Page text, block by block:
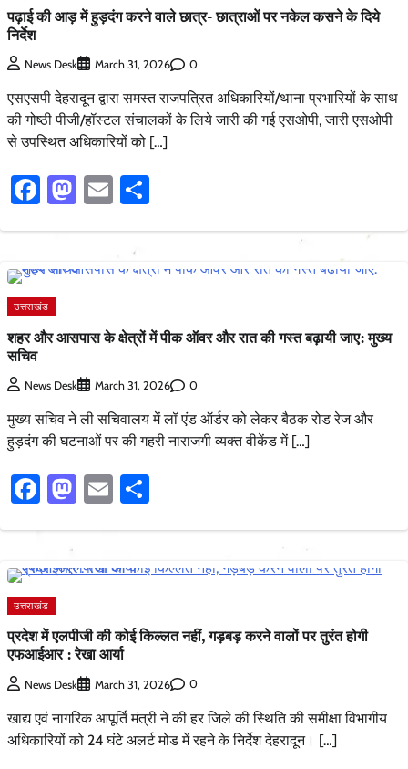
पढ़ाई की आड़ में हुड़दंग करने वाले छात्र- छात्राओं पर नकेल कसने के दिये
निर्देश
News Desk March 31, 2026 0
एसएसपी देहरादून द्वारा समस्त राजपत्रित अधिकारियों/थाना प्रभारियों के साथ
की गोष्ठी पीजी/हॉस्टल संचालकों के लिये जारी की गई एसओपी, जारी एसओपी
से उपस्थित अधिकारियों को […]
Facebook
Mastodon
Email
उत्तराखंड
शहर और आसपास के क्षेत्रों में पीक ऑवर और रात की गस्त बढ़ायी जाए: मुख्य
सचिव
News Desk March 31, 2026 0
मुख्य सचिव ने ली सचिवालय में लॉ एंड ऑर्डर को लेकर बैठक रोड रेज और
हुड़दंग की घटनाओं पर की गहरी नाराजगी व्यक्त वीकेंड में […]
Facebook
Mastodon
Email
उत्तराखंड
प्रदेश में एलपीजी की कोई किल्लत नहीं, गड़बड़ करने वालों पर तुरंत होगी
एफआईआर : रेखा आर्या
News Desk March 31, 2026 0
खाद्य एवं नागरिक आपूर्ति मंत्री ने की हर जिले की स्थिति की समीक्षा विभागीय
अधिकारियों को 24 घंटे अलर्ट मोड में रहने के निर्देश देहरादून। […]